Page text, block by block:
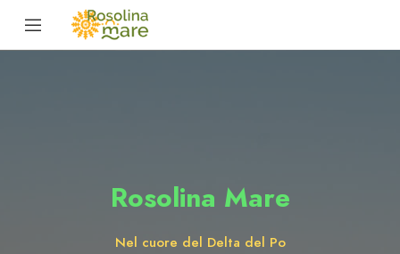
Rosolina Mare
Nel cuore del Delta del Po